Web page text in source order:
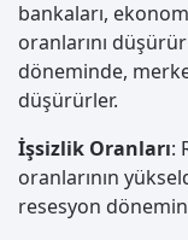
bankaları,
oranlarını
döneminde,
düşürürler.
İşsizlik Oranları:
oranlarının
resesyon